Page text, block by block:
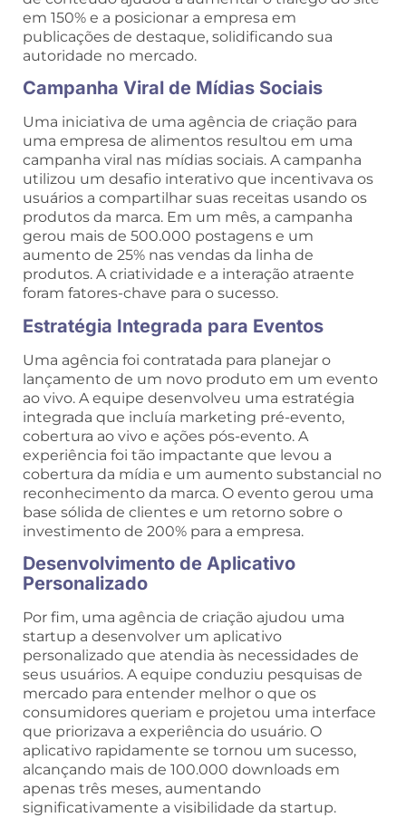
em 150% e a posicionar a empresa em
publicações de destaque, solidificando sua
autoridade no mercado.
Campanha Viral de Mídias Sociais
Uma iniciativa de uma agência de criação para
uma empresa de alimentos resultou em uma
campanha viral nas mídias sociais. A campanha
utilizou um desafio interativo que incentivava os
usuários a compartilhar suas receitas usando os
produtos da marca. Em um mês, a campanha
gerou mais de 500.000 postagens e um
aumento de 25% nas vendas da linha de
produtos. A criatividade e a interação atraente
foram fatores-chave para o sucesso.
Estratégia Integrada para Eventos
Uma agência foi contratada para planejar o
lançamento de um novo produto em um evento
ao vivo. A equipe desenvolveu uma estratégia
integrada que incluía marketing pré-evento,
cobertura ao vivo e ações pós-evento. A
experiência foi tão impactante que levou a
cobertura da mídia e um aumento substancial no
reconhecimento da marca. O evento gerou uma
base sólida de clientes e um retorno sobre o
investimento de 200% para a empresa.
Desenvolvimento de Aplicativo
Personalizado
Por fim, uma agência de criação ajudou uma
startup a desenvolver um aplicativo
personalizado que atendia às necessidades de
seus usuários. A equipe conduziu pesquisas de
mercado para entender melhor o que os
consumidores queriam e projetou uma interface
que priorizava a experiência do usuário. O
aplicativo rapidamente se tornou um sucesso,
alcançando mais de 100.000 downloads em
apenas três meses, aumentando
significativamente a visibilidade da startup.